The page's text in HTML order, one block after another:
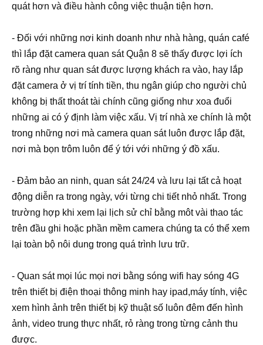
quát hơn và điều hành công việc thuận tiện hơn.
- Đối với những nơi kinh doanh như nhà hàng, quán café
thì lắp đặt camera quan sát Quận 8 sẽ thấy được lợi ích
rõ ràng như quan sát được lượng khách ra vào, hay lắp
đặt camera ở vị trí tính tiền, thu ngân giúp cho người chủ
không bị thất thoát tài chính cũng giống như xoa đuổi
những ai có ý định làm việc xấu. Vị trí nhà xe chính là một
trong những nơi mà camera quan sát luôn được lắp đặt,
nơi mà bọn trôm luôn để ý tới với những ý đồ xấu.
- Đảm bảo an ninh, quan sát 24/24 và lưu lại tất cả hoạt
động diễn ra trong ngày, với từng chi tiết nhỏ nhất. Trong
trường hợp khi xem lại lịch sử chỉ bằng môt vài thao tác
trên đầu ghi hoặc phần mềm camera chúng ta có thể xem
lại toàn bộ nôi dung trong quá trình lưu trữ.
- Quan sát mọi lúc mọi nơi bằng sóng wifi hay sóng 4G
trên thiết bị điện thoại thông minh hay ipad,máy tính, việc
xem hình ảnh trên thiết bị kỹ thuật số luôn đêm đến hình
ảnh, video trung thực nhất, rỏ ràng trong từng cảnh thu
được.